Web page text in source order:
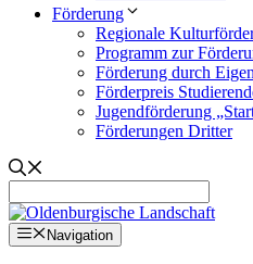
Förderung
Regionale
Programm zur
Förderung durch
Förderpreis
Jugendförderung
Förderungen Dritter
Navigation